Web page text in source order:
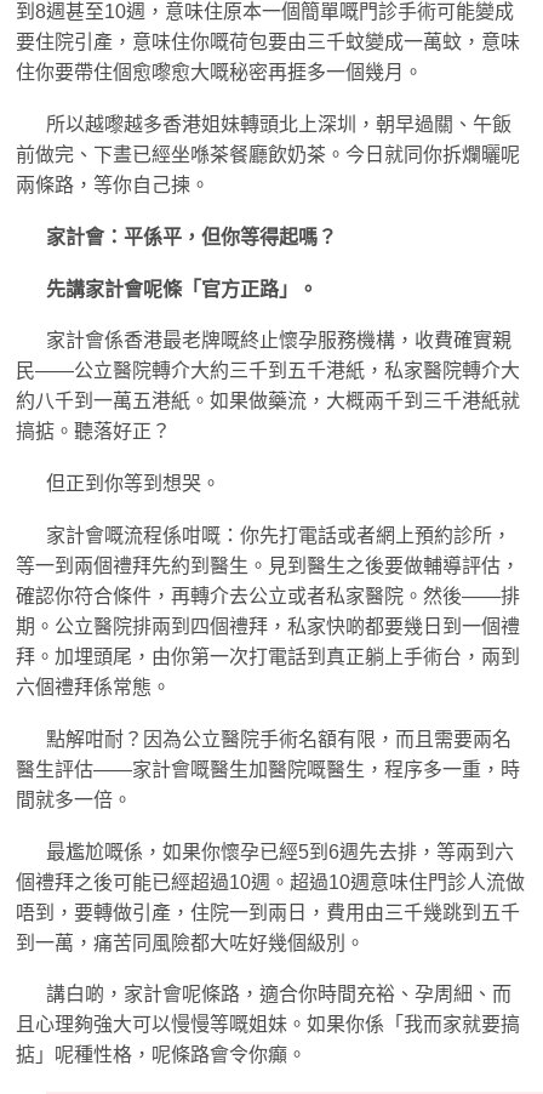
到8週甚至10週，意味住原本一個簡單嘅門診手術可能變成
要住院引產，意味住你嘅荷包要由三千蚊變成一萬蚊，意味
住你要帶住個愈嚟愈大嘅秘密再捱多一個幾月。
所以越嚟越多香港姐妹轉頭北上深圳，朝早過關、午飯
前做完、下晝已經坐喺茶餐廳飲奶茶。今日就同你拆爛曬呢
兩條路，等你自己揀。
家計會：平係平，但你等得起嗎？
先講家計會呢條「官方正路」。
家計會係香港最老牌嘅終止懷孕服務機構，收費確實親
民——公立醫院轉介大約三千到五千港紙，私家醫院轉介大
約八千到一萬五港紙。如果做藥流，大概兩千到三千港紙就
搞掂。聽落好正？
但正到你等到想哭。
家計會嘅流程係咁嘅：你先打電話或者網上預約診所，
等一到兩個禮拜先約到醫生。見到醫生之後要做輔導評估，
確認你符合條件，再轉介去公立或者私家醫院。然後——排
期。公立醫院排兩到四個禮拜，私家快啲都要幾日到一個禮
拜。加埋頭尾，由你第一次打電話到真正躺上手術台，兩到
六個禮拜係常態。
點解咁耐？因為公立醫院手術名額有限，而且需要兩名
醫生評估——家計會嘅醫生加醫院嘅醫生，程序多一重，時
間就多一倍。
最尷尬嘅係，如果你懷孕已經5到6週先去排，等兩到六
個禮拜之後可能已經超過10週。超過10週意味住門診人流做
唔到，要轉做引產，住院一到兩日，費用由三千幾跳到五千
到一萬，痛苦同風險都大咗好幾個級別。
講白啲，家計會呢條路，適合你時間充裕、孕周細、而
且心理夠強大可以慢慢等嘅姐妹。如果你係「我而家就要搞
掂」呢種性格，呢條路會令你癲。